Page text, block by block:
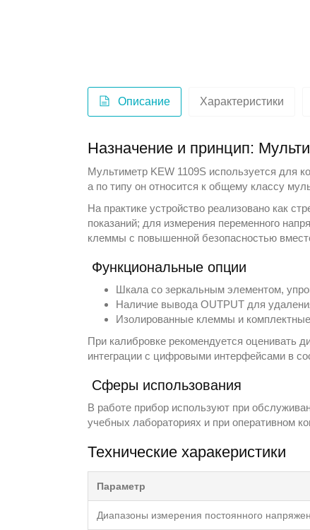
Описание Характеристики
Назначение и принцип:
Мультиметр KEW 1109S используется для
а по типу он относится к общему классу
На практике устройство реализовано как
показаний; для измерения переменного
клеммы с повышенной безопасностью
Функциональные опции
Шкала со зеркальным элементом,
Наличие вывода OUTPUT для
Изолированные клеммы и
При калибровке рекомендуется оценивать
интеграции с цифровыми интерфейсами в
Сферы использования
В работе прибор используют при
учебных лабораториях и при оперативном
Технические харакеристики
Параметр
Диапазоны измерения постоянного